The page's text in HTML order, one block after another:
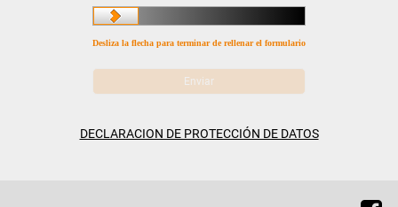
Desliza la flecha para terminar de rellenar el formulario
DECLARACION DE PROTECCIÓN DE DATOS